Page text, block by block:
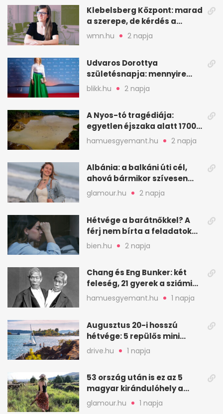
Klebelsberg Központ: marad
a szerepe, de kérdés a
hitelessége
wmn.hu 2 napja
Udvaros Dorottya
születésnapja: mennyire
ismered a filmszerepeit?
blikk.hu 2 napja
A Nyos-tó tragédiája:
egyetlen éjszaka alatt 1700
ember halt meg
hamuesgyemant.hu 2 napja
Albánia: a balkáni úti cél,
ahová bármikor szívesen
visszamennék
glamour.hu 2 napja
Hétvége a barátnőkkel? A
férj nem bírta a feladatokat,
a feleség levegőt kér
bien.hu 2 napja
Chang és Eng Bunker: két
feleség, 21 gyerek a sziámi
ikrek életében
hamuesgyemant.hu 1 napja
Augusztus 20-i hosszú
hétvége: 5 repülős mini
nyaralás 0 szabadsággal
drive.hu 1 napja
53 ország után is ez az 5
magyar kirándulóhely a
kedvencem
glamour.hu 1 napja